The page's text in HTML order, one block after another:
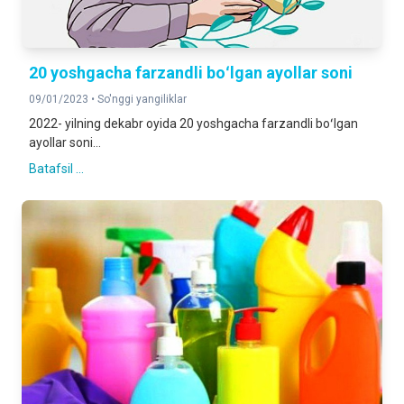
20 yoshgacha farzandli boʻlgan ayollar soni
09/01/2023 • So'nggi yangiliklar
2022- yilning dekabr oyida 20 yoshgacha farzandli boʻlgan
ayollar soni...
Batafsil ...